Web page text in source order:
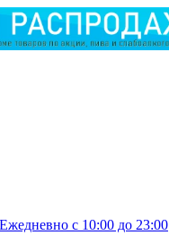
Ежедневно с 10:00 до 23:00